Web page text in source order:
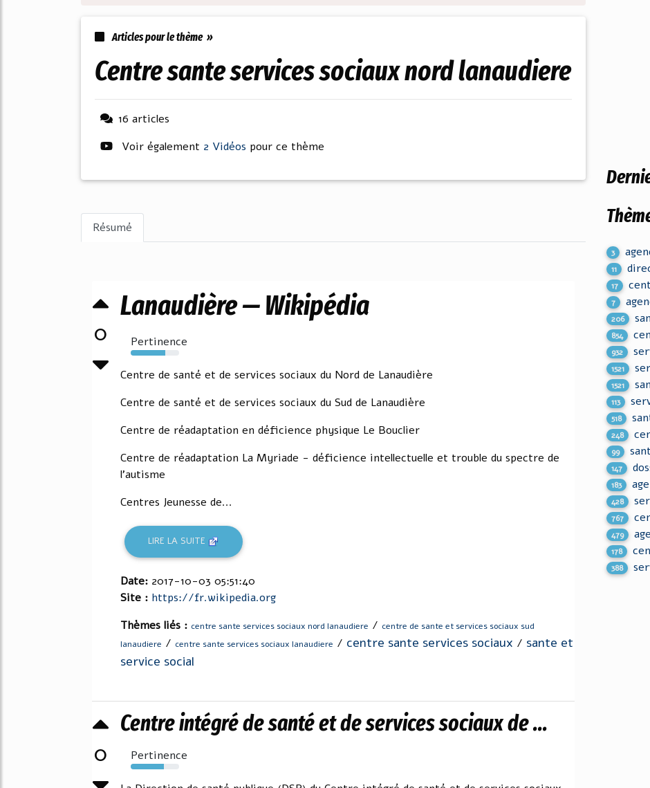
Articles pour le thème »
centre sante services sociaux nord lanaudiere
16 articles
Voir également 2 Vidéos pour ce thème
Résumé
0
Lanaudière — Wikipédia
Pertinence
71%
Centre de santé et de services sociaux du Nord de Lanaudière
Centre de santé et de services sociaux du Sud de Lanaudière
Centre de réadaptation en déficience physique Le Bouclier
Centre de réadaptation La Myriade - déficience intellectuelle et trouble du spectre de
l'autisme
Centres Jeunesse de...
LIRE LA SUITE
Date: 2017-10-03 05:51:40
Site : https://fr.wikipedia.org
Thèmes liés : centre sante services sociaux nord lanaudiere / centre de sante et services sociaux sud
lanaudiere / centre sante services sociaux lanaudiere / centre sante services sociaux / sante et
service social
0
Centre intégré de santé et de services sociaux de ...
Pertinence
69%
3
11
17
7
206
854
932
1521
1521
113
518
248
99
147
183
428
767
479
178
388